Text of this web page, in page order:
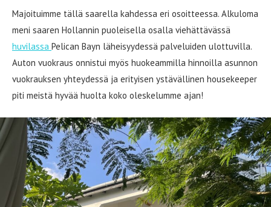
Majoituimme tällä saarella kahdessa eri osoitteessa. Alkuloma
meni saaren Hollannin puoleisella osalla viehättävässä
huvilassa Pelican Bayn läheisyydessä palveluiden ulottuvilla.
Auton vuokraus onnistui myös huokeammilla hinnoilla asunnon
vuokrauksen yhteydessä ja erityisen ystävällinen housekeeper
piti meistä hyvää huolta koko oleskelumme ajan!